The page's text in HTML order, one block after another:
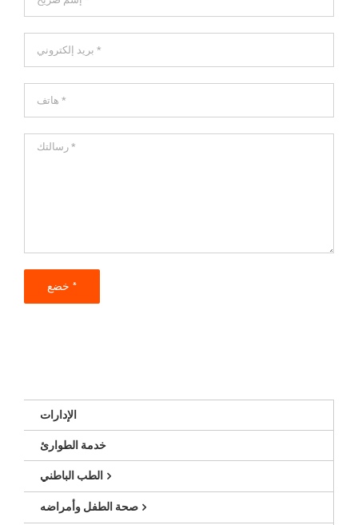
الإدارات
خدمة الطوارئ
الطب الباطني
صحة الطفل وأمراضه